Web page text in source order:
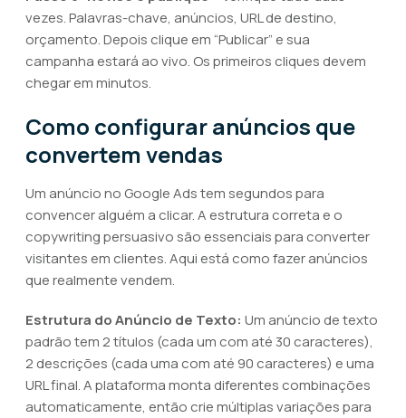
vezes. Palavras-chave, anúncios, URL de destino,
orçamento. Depois clique em “Publicar” e sua
campanha estará ao vivo. Os primeiros cliques devem
chegar em minutos.
Como configurar anúncios que
convertem vendas
Um anúncio no Google Ads tem segundos para
convencer alguém a clicar. A estrutura correta e o
copywriting persuasivo são essenciais para converter
visitantes em clientes. Aqui está como fazer anúncios
que realmente vendem.
Estrutura do Anúncio de Texto: Um anúncio de texto
padrão tem 2 títulos (cada um com até 30 caracteres),
2 descrições (cada uma com até 90 caracteres) e uma
URL final. A plataforma monta diferentes combinações
automaticamente, então crie múltiplas variações para